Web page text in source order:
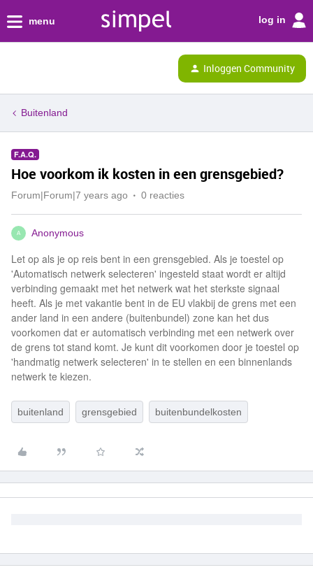
menu log in
Inloggen Community
Buitenland
F.A.Q.
Hoe voorkom ik kosten in een grensgebied?
Forum|Forum|7 years ago 0 reacties
A Anonymous
Let op als je op reis bent in een grensgebied. Als je toestel op
'Automatisch netwerk selecteren' ingesteld staat wordt er altijd
verbinding gemaakt met het netwerk wat het sterkste signaal
heeft. Als je met vakantie bent in de EU vlakbij de grens met een
ander land in een andere (buitenbundel) zone kan het dus
voorkomen dat er automatisch verbinding met een netwerk over
de grens tot stand komt. Je kunt dit voorkomen door je toestel op
'handmatig netwerk selecteren' in te stellen en een binnenlands
netwerk te kiezen.
buitenland grensgebied buitenbundelkosten